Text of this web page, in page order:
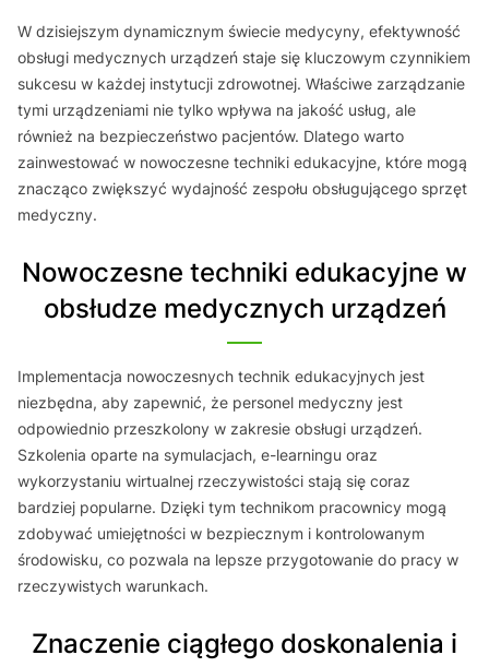
W dzisiejszym dynamicznym świecie medycyny, efektywność
obsługi medycznych urządzeń staje się kluczowym czynnikiem
sukcesu w każdej instytucji zdrowotnej. Właściwe zarządzanie
tymi urządzeniami nie tylko wpływa na jakość usług, ale
również na bezpieczeństwo pacjentów. Dlatego warto
zainwestować w nowoczesne techniki edukacyjne, które mogą
znacząco zwiększyć wydajność zespołu obsługującego sprzęt
medyczny.
Nowoczesne techniki edukacyjne w
obsłudze medycznych urządzeń
Implementacja nowoczesnych technik edukacyjnych jest
niezbędna, aby zapewnić, że personel medyczny jest
odpowiednio przeszkolony w zakresie obsługi urządzeń.
Szkolenia oparte na symulacjach, e-learningu oraz
wykorzystaniu wirtualnej rzeczywistości stają się coraz
bardziej popularne. Dzięki tym technikom pracownicy mogą
zdobywać umiejętności w bezpiecznym i kontrolowanym
środowisku, co pozwala na lepsze przygotowanie do pracy w
rzeczywistych warunkach.
Znaczenie ciągłego doskonalenia i